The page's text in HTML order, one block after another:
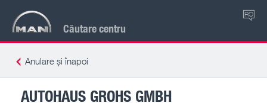
Căutare centru
RO
Anulare și înapoi
AUTOHAUS GROHS GMBH